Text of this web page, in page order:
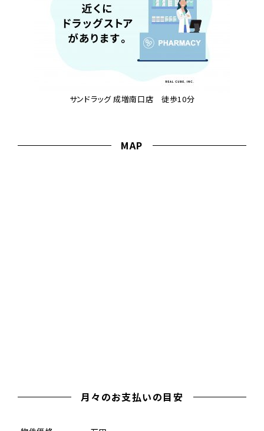
サンドラッグ 成増南口店 徒歩10分
MAP
月々のお支払いの目安